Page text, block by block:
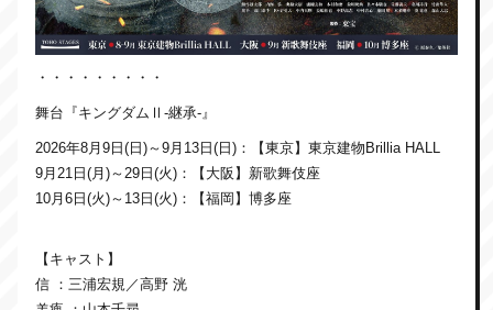
・・・・・・・・・
舞台『キングダムⅡ-継承-』
2026年8月9日(日)～9月13日(日)：【東京】東京建物Brillia HALL
9月21日(月)～29日(火)：【大阪】新歌舞伎座
10月6日(火)～13日(火)：【福岡】博多座
【キャスト】
信 ：三浦宏規／高野 洸